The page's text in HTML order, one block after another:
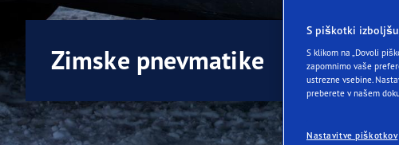
Skrb za pnevmatike
Prihodnost električne mobilnosti
Zimske pnevmatike
S piškotki
S klikom na „Dovoli
zapomnimo vaše
ustrezne vsebine.
preberete v našem
Nastavitve piškotkov